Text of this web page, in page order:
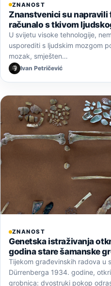
ZNANOST
Znanstvenici su
računalo s tkivom
U svijetu visoke tehnologije,
usporediti s ljudskim mozgom
mozak, smješten…
Ivan Petričević
ZNANOST
Genetska istraživanja
godina stare šamanske
Tijekom građevinskih radova u
Dürrenberga 1934. godine,
grobnica: dvostruki pokop